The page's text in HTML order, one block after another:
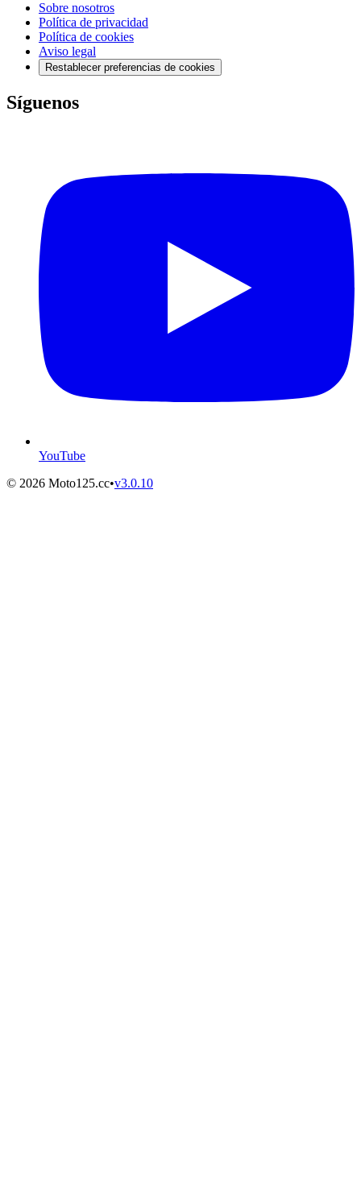
Sobre nosotros
Política de privacidad
Política de cookies
Aviso legal
Restablecer preferencias de cookies
Síguenos
YouTube
© 2026 Moto125.cc•v3.0.10